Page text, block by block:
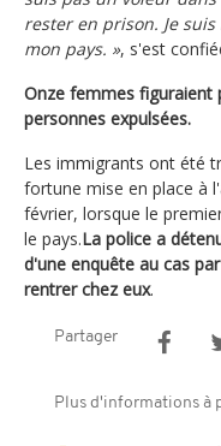
rester en prison. Je
mon pays. », s'est
Onze femmes figuraient
personnes expulsées.
Les immigrants ont été
fortune mise en place à
février, lorsque le
le pays.La police a
d'une enquête au cas
rentrer chez eux.
Partager
Plus d'informations à